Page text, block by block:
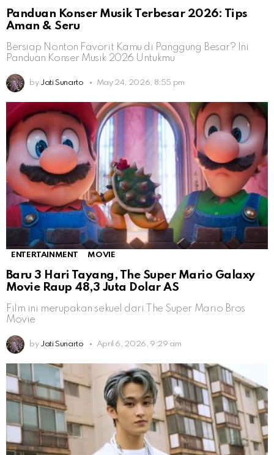
Panduan Konser Musik Terbesar 2026: Tips
Aman & Seru
Bersiap Nonton Favorit Kamu di Panggung Besar? Ini
Panduan Konser Musik 2026 Untukmu
by Jati Sunarto May 24, 2026, 8:55 pm
ENTERTAINMENT MOVIE
Baru 3 Hari Tayang, The Super Mario Galaxy
Movie Raup 48,3 Juta Dolar AS
Film ini merupakan sekuel dari The Super Mario Bros
Movie
by Jati Sunarto April 6, 2026, 9:29 am